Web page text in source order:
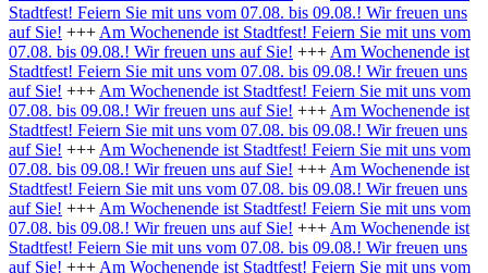
Stadtfest! Feiern Sie mit uns vom 07.08. bis 09.08.! Wir freuen uns
auf Sie! +++ Am Wochenende ist Stadtfest! Feiern Sie mit uns vom
07.08. bis 09.08.! Wir freuen uns auf Sie! +++ Am Wochenende ist
Stadtfest! Feiern Sie mit uns vom 07.08. bis 09.08.! Wir freuen uns
auf Sie! +++ Am Wochenende ist Stadtfest! Feiern Sie mit uns vom
07.08. bis 09.08.! Wir freuen uns auf Sie! +++ Am Wochenende ist
Stadtfest! Feiern Sie mit uns vom 07.08. bis 09.08.! Wir freuen uns
auf Sie! +++ Am Wochenende ist Stadtfest! Feiern Sie mit uns vom
07.08. bis 09.08.! Wir freuen uns auf Sie! +++ Am Wochenende ist
Stadtfest! Feiern Sie mit uns vom 07.08. bis 09.08.! Wir freuen uns
auf Sie! +++ Am Wochenende ist Stadtfest! Feiern Sie mit uns vom
07.08. bis 09.08.! Wir freuen uns auf Sie! +++ Am Wochenende ist
Stadtfest! Feiern Sie mit uns vom 07.08. bis 09.08.! Wir freuen uns
auf Sie! +++ Am Wochenende ist Stadtfest! Feiern Sie mit uns vom